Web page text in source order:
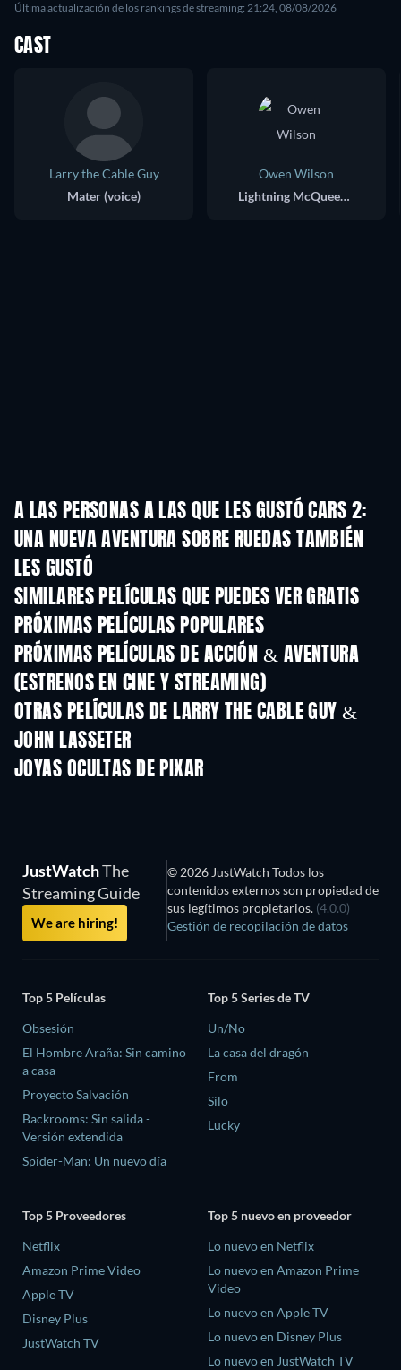
Última actualización de los rankings de streaming: 21:24, 08/08/2026
CAST
Larry the Cable Guy
Mater (voice)
Owen Wilson
Lightning McQueen (voice)
A LAS PERSONAS A LAS QUE LES GUSTÓ CARS 2:
UNA NUEVA AVENTURA SOBRE RUEDAS TAMBIÉN
LES GUSTÓ
SIMILARES PELÍCULAS QUE PUEDES VER GRATIS
PRÓXIMAS PELÍCULAS POPULARES
PRÓXIMAS PELÍCULAS DE ACCIÓN & AVENTURA
(ESTRENOS EN CINE Y STREAMING)
OTRAS PELÍCULAS DE LARRY THE CABLE GUY &
JOHN LASSETER
JOYAS OCULTAS DE PIXAR
JustWatchThe
Streaming Guide
We are hiring!
© 2026 JustWatch Todos los
contenidos externos son propiedad de
sus legítimos propietarios. (4.0.0)
Gestión de recopilación de datos
Top 5 Películas
Obsesión
El Hombre Araña: Sin camino
a casa
Proyecto Salvación
Backrooms: Sin salida -
Versión extendida
Spider-Man: Un nuevo día
Top 5 Series de TV
Un/No
La casa del dragón
From
Silo
Lucky
Top 5 Proveedores
Netflix
Amazon Prime Video
Apple TV
Disney Plus
JustWatch TV
Top 5 nuevo en proveedor
Lo nuevo en Netflix
Lo nuevo en Amazon Prime
Video
Lo nuevo en Apple TV
Lo nuevo en Disney Plus
Lo nuevo en JustWatch TV